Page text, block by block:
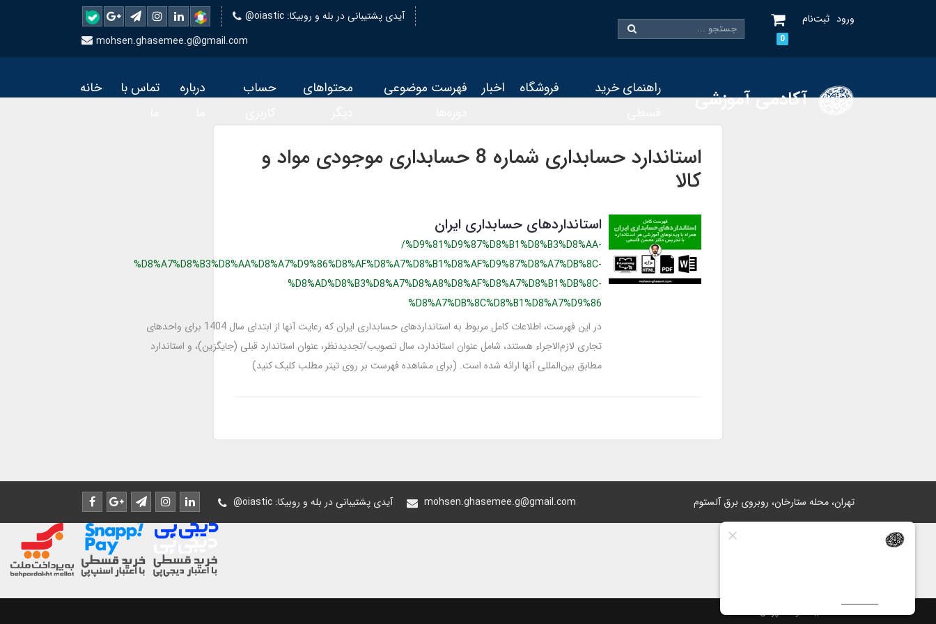
ورود ثبت‌نام
0
@oiastic :آیدی پشتیبانی در بله و روبیکا
mohsen.ghasemee.g@gmail.com
آکادمی آموزشی
راهنمای خرید
فروشگاه اخبار
فهرست موضوعی
محتواهای
حساب
درباره
تماس با
خانه
استاندارد حسابداری شماره 8 حسابداری موجودی مواد و
کالا
استانداردهای حسابداری ایران
/%D9%81%D9%87%D8%B1%D8%B3%D8%AA-
%D8%A7%D8%B3%D8%AA%D8%A7%D9%86%D8%AF%D8%A7%D8%B1%D8%AF%D9%87%D8%A7%DB%8C-
%D8%AD%D8%B3%D8%A7%D8%A8%D8%AF%D8%A7%D8%B1%DB%8C-
%D8%A7%DB%8C%D8%B1%D8%A7%D9%86
در این فهرست، اطلاعات کامل مربوط به استانداردهای حسابداری ایران که رعایت آنها از ابتدای سال 1404 برای واحدهای
تجاری لازم‌الاجراء هستند، شامل عنوان استاندارد، سال تصویب/تجدیدنظر، عنوان استاندارد قبلی (جایگزین)، و استاندارد
مطابق بین‌المللی آنها ارائه شده است. (برای مشاهده فهرست بر روی تیتر مطلب کلیک کنید)
تهران، محله ستارخان، روبروی برق آلستوم @oiastic :آیدی پشتیبانی در بله و روبیکا mohsen.ghasemee.g@gmail.com
ساخت سایت توسطپرتال